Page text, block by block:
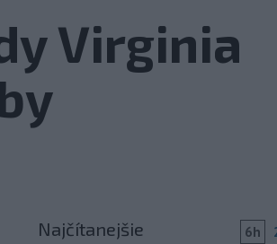
Virginia
Najčítanejšie 6h